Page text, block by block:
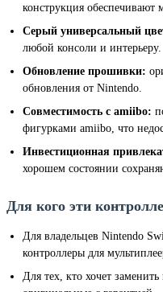
конструкция обеспечивают
Серый универсальный
любой консоли и интерьеру.
Обновление прошивки:
обновления от Nintendo.
Совместимость с amiibo:
фигурками amiibo, что
Инвестиционная
хорошем состоянии
Для кого эти
Для владельцев Nintendo
контроллеры для
Для тех, кто хочет